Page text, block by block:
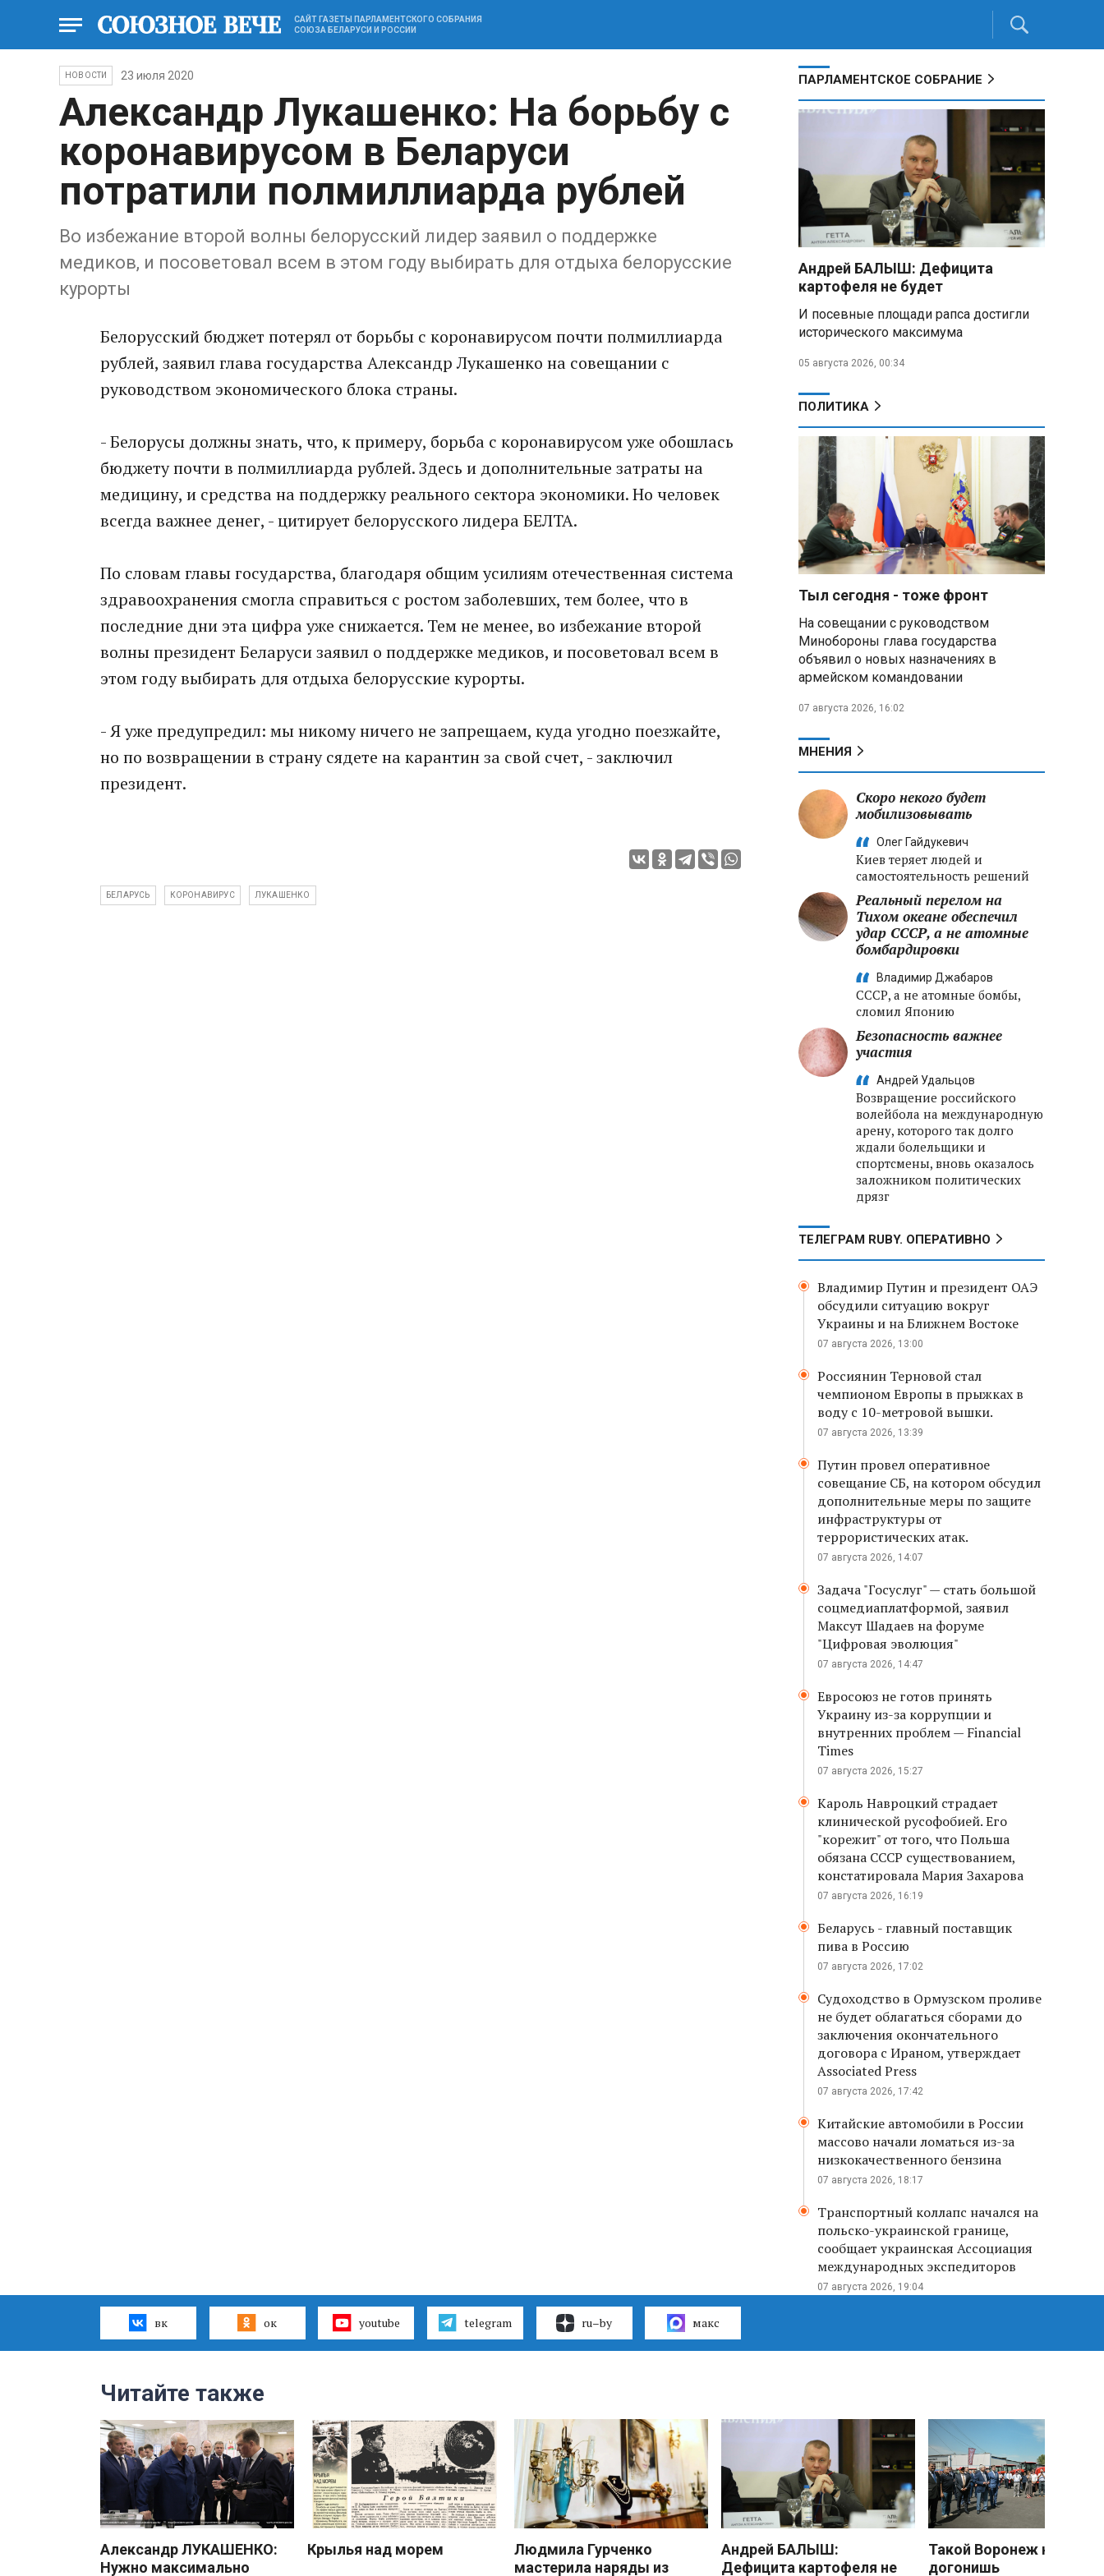
САЙТ ГАЗЕТЫ ПАРЛАМЕНТСКОГО СОБРАНИЯ
СОЮЗА БЕЛАРУСИ И РОССИИ
НОВОСТИ 23 июля 2020
Александр Лукашенко: На борьбу с
коронавирусом в Беларуси
потратили полмиллиарда рублей
Во избежание второй волны белорусский лидер заявил о поддержке
медиков, и посоветовал всем в этом году выбирать для отдыха белорусские
курорты
Белорусский бюджет потерял от борьбы с коронавирусом почти полмиллиарда
рублей, заявил глава государства Александр Лукашенко на совещании с
руководством экономического блока страны.
- Белорусы должны знать, что, к примеру, борьба с коронавирусом уже обошлась
бюджету почти в полмиллиарда рублей. Здесь и дополнительные затраты на
медицину, и средства на поддержку реального сектора экономики. Но человек
всегда важнее денег, - цитирует белорусского лидера БЕЛТА.
По словам главы государства, благодаря общим усилиям отечественная система
здравоохранения смогла справиться с ростом заболевших, тем более, что в
последние дни эта цифра уже снижается. Тем не менее, во избежание второй
волны президент Беларуси заявил о поддержке медиков, и посоветовал всем в
этом году выбирать для отдыха белорусские курорты.
- Я уже предупредил: мы никому ничего не запрещаем, куда угодно поезжайте,
но по возвращении в страну сядете на карантин за свой счет, - заключил
президент.
БЕЛАРУСЬ КОРОНАВИРУС ЛУКАШЕНКО
ПАРЛАМЕНТСКОЕ СОБРАНИЕ
Андрей БАЛЫШ: Дефицита
картофеля не будет
И посевные площади рапса достигли
исторического максимума
05 августа 2026, 00:34
ПОЛИТИКА
Тыл сегодня - тоже фронт
На совещании с руководством
Минобороны глава государства
объявил о новых назначениях в
армейском командовании
07 августа 2026, 16:02
МНЕНИЯ
Скоро некого будет
мобилизовывать
Олег Гайдукевич
Киев теряет людей и
самостоятельность решений
Реальный перелом на
Тихом океане обеспечил
удар СССР, а не атомные
бомбардировки
Владимир Джабаров
СССР, а не атомные бомбы,
сломил Японию
Безопасность важнее
участия
Андрей Удальцов
Возвращение российского
волейбола на международную
арену, которого так долго
ждали болельщики и
спортсмены, вновь оказалось
заложником политических
дрязг
ТЕЛЕГРАМ RUBY. ОПЕРАТИВНО
Владимир Путин и президент ОАЭ
обсудили ситуацию вокруг
Украины и на Ближнем Востоке
07 августа 2026, 13:00
Россиянин Терновой стал
чемпионом Европы в прыжках в
воду с 10-метровой вышки.
07 августа 2026, 13:39
Путин провел оперативное
совещание СБ, на котором обсудил
дополнительные меры по защите
инфраструктуры от
террористических атак.
07 августа 2026, 14:07
Задача "Госуслуг" — стать большой
соцмедиаплатформой, заявил
Максут Шадаев на форуме
"Цифровая эволюция"
07 августа 2026, 14:47
Евросоюз не готов принять
Украину из-за коррупции и
внутренних проблем — Financial
Times
07 августа 2026, 15:27
Кароль Навроцкий страдает
клинической русофобией. Его
"корежит" от того, что Польша
обязана СССР существованием,
констатировала Мария Захарова
07 августа 2026, 16:19
Беларусь - главный поставщик
пива в Россию
07 августа 2026, 17:02
Судоходство в Ормузском проливе
не будет облагаться сборами до
заключения окончательного
договора с Ираном, утверждает
Associated Press
07 августа 2026, 17:42
Китайские автомобили в России
массово начали ломаться из-за
низкокачественного бензина
07 августа 2026, 18:17
Транспортный коллапс начался на
польско-украинской границе,
сообщает украинская Ассоциация
международных экспедиторов
07 августа 2026, 19:04
вк ок youtube telegram ru–by макс
Читайте также
Александр ЛУКАШЕНКО:
Нужно максимально
Крылья над морем
Людмила Гурченко
мастерила наряды из
Андрей БАЛЫШ:
Дефицита картофеля не
Такой Воронеж не
догонишь